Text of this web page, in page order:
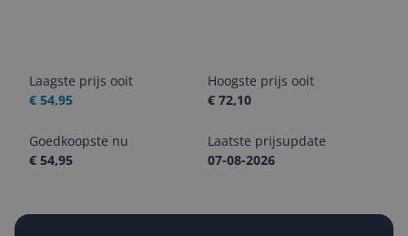
Laagste prijs ooit
€ 54,95
Hoogste prijs ooit
€ 72,10
Goedkoopste nu
€ 54,95
Laatste prijsupdate
07-08-2026